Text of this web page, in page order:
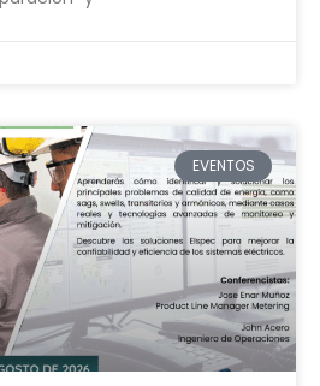
EVENTOS